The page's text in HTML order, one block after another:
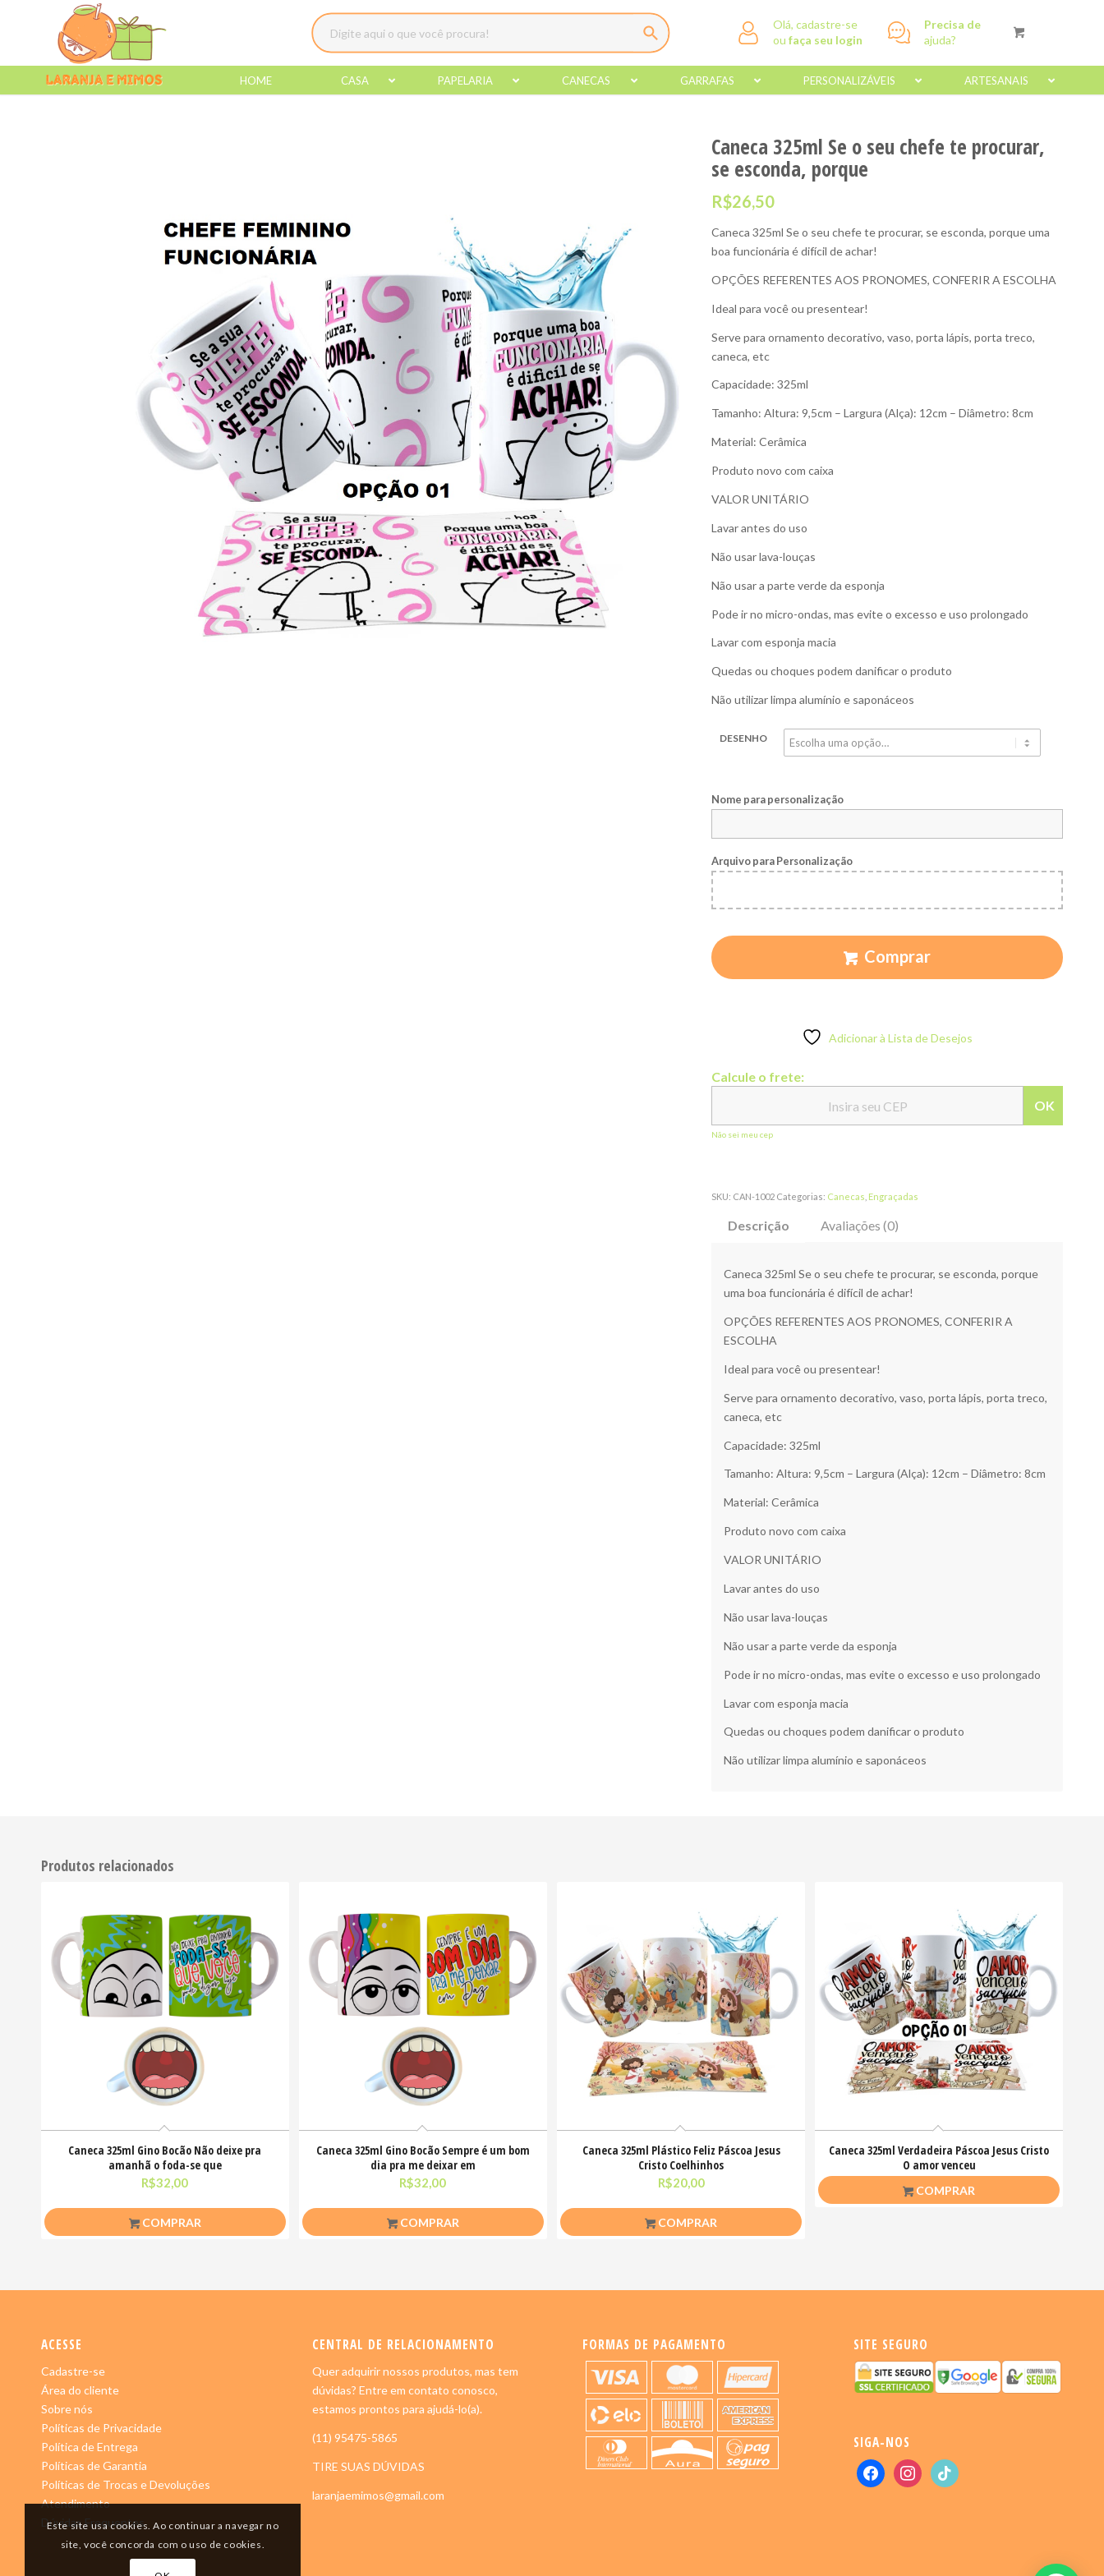
Olá, cadastre-se
oufaça seu login
Precisa de
ajuda?
HOME CASA PAPELARIA CANECAS GARRAFAS PERSONALIZÁVEIS ARTESANAIS
Caneca 325ml Se o seu chefe te procurar,
se esconda, porque
R$26,50
Caneca 325ml Se o seu chefe te procurar, se esconda, porque uma
boa funcionária é difícil de achar!
OPÇÕES REFERENTES AOS PRONOMES, CONFERIR A ESCOLHA
Ideal para você ou presentear!
Serve para ornamento decorativo, vaso, porta lápis, porta treco,
caneca, etc
Capacidade: 325ml
Tamanho: Altura: 9,5cm – Largura (Alça): 12cm – Diâmetro: 8cm
Material: Cerâmica
Produto novo com caixa
VALOR UNITÁRIO
Lavar antes do uso
Não usar lava-louças
Não usar a parte verde da esponja
Pode ir no micro-ondas, mas evite o excesso e uso prolongado
Lavar com esponja macia
Quedas ou choques podem danificar o produto
Não utilizar limpa alumínio e saponáceos
DESENHO
Nome para personalização
Arquivo para Personalização
Comprar
Adicionar à Lista de Desejos
Calcule o frete:
OK
Não sei meu cep
SKU: CAN-1002 Categorias: Canecas Engraçadas
Descrição Avaliações (0)
Caneca 325ml Se o seu chefe te procurar, se esconda, porque
uma boa funcionária é difícil de achar!
OPÇÕES REFERENTES AOS PRONOMES, CONFERIR A
ESCOLHA
Ideal para você ou presentear!
Serve para ornamento decorativo, vaso, porta lápis, porta treco,
caneca, etc
Capacidade: 325ml
Tamanho: Altura: 9,5cm – Largura (Alça): 12cm – Diâmetro: 8cm
Material: Cerâmica
Produto novo com caixa
VALOR UNITÁRIO
Lavar antes do uso
Não usar lava-louças
Não usar a parte verde da esponja
Pode ir no micro-ondas, mas evite o excesso e uso prolongado
Lavar com esponja macia
Quedas ou choques podem danificar o produto
Não utilizar limpa alumínio e saponáceos
Produtos relacionados
Caneca 325ml Gino Bocão Não deixe pra
amanhã o foda-se que
R$32,00
COMPRAR
Caneca 325ml Gino Bocão Sempre é um bom
dia pra me deixar em
R$32,00
COMPRAR
Caneca 325ml Plástico Feliz Páscoa Jesus
Cristo Coelhinhos
R$20,00
COMPRAR
Caneca 325ml Verdadeira Páscoa Jesus Cristo
O amor venceu
COMPRAR
ACESSE
Cadastre-se
Área do cliente
Sobre nós
Políticas de Privacidade
Política de Entrega
Políticas de Garantia
Políticas de Trocas e Devoluções
Atendimento
Dúvidas Frequentes
CENTRAL DE RELACIONAMENTO
Quer adquirir nossos produtos, mas tem
dúvidas? Entre em contato conosco,
estamos prontos para ajudá-lo(a).
(11) 95475-5865
TIRE SUAS DÚVIDAS
laranjaemimos@gmail.com
FORMAS DE PAGAMENTO SITE SEGURO
SIGA-NOS
Este site usa cookies. Ao continuar a navegar no
site, você concorda com o uso de cookies.